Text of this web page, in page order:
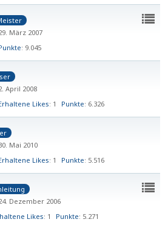
März 2007
9.045
April 2008
Likes 1 Punkte 6.326
Mai 2010
Likes 1 Punkte 5.516
Dezember 2006
Likes 1 Punkte 5.271